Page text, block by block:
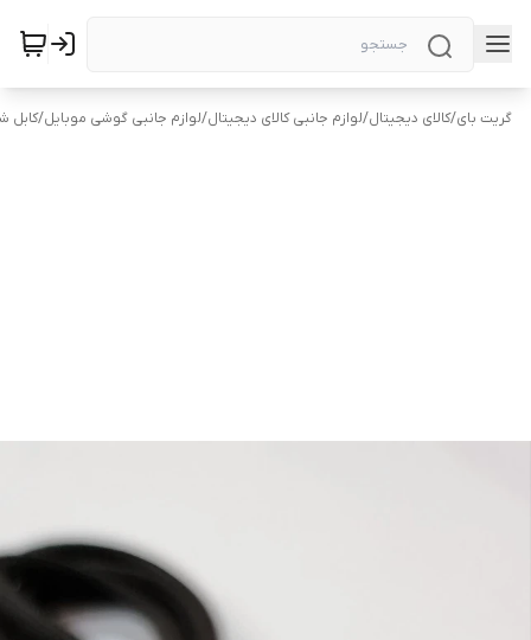
گریت بای/کالای دیجیتال/لوازم جانبی کالای دیجیتال/لوازم جانبی گوشی موبایل/کابل